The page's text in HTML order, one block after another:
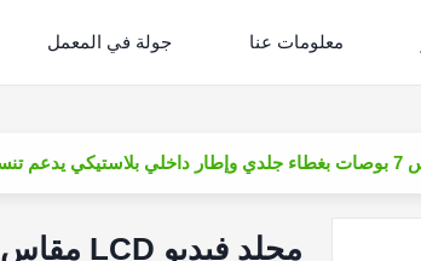
معلومات عنا جولة في المعمل